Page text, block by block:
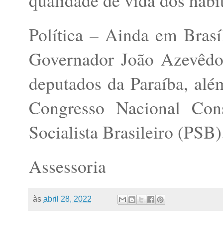
Política – Ainda em
Governador João
deputados da Paraíba,
Congresso Nacional
Socialista Brasileiro
Assessoria
às abril 28, 2022